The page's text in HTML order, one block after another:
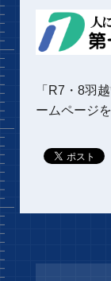
「 R7・8羽
ームページ